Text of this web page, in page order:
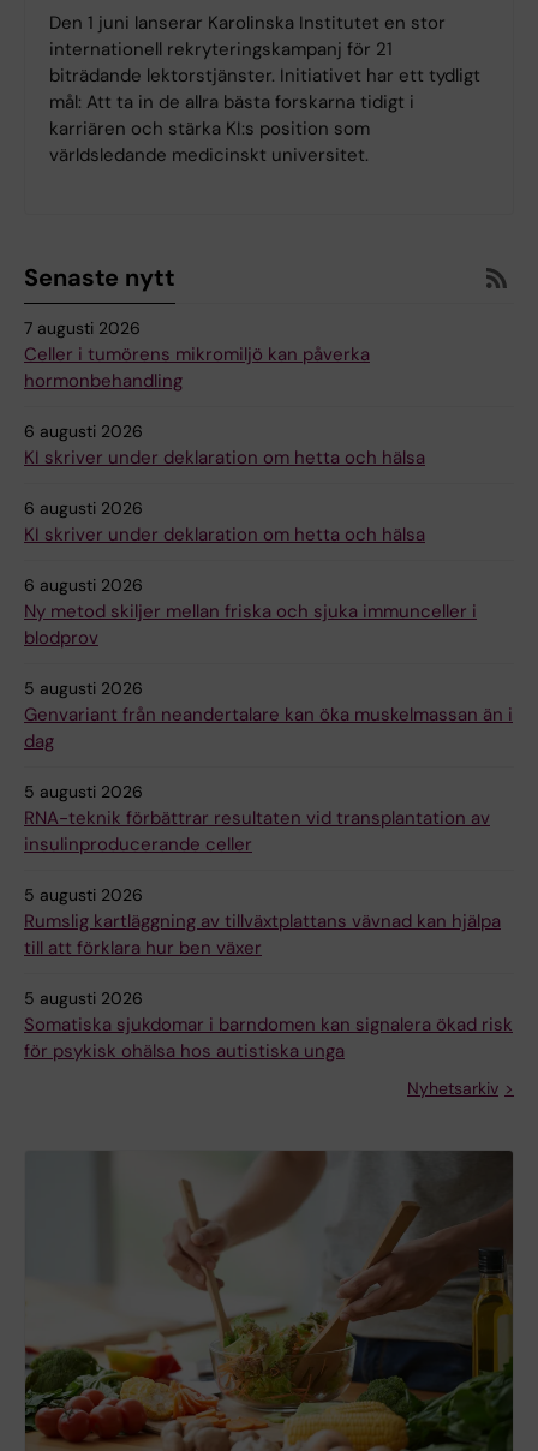
Den 1 juni lanserar Karolinska Institutet en stor
internationell rekryteringskampanj för 21
biträdande lektorstjänster. Initiativet har ett tydligt
mål: Att ta in de allra bästa forskarna tidigt i
karriären och stärka KI:s position som
världsledande medicinskt universitet.
Senaste nytt
7 augusti 2026
Celler i tumörens mikromiljö kan påverka
hormonbehandling
6 augusti 2026
KI skriver under deklaration om hetta och hälsa
6 augusti 2026
KI skriver under deklaration om hetta och hälsa
6 augusti 2026
Ny metod skiljer mellan friska och sjuka immunceller i
blodprov
5 augusti 2026
Genvariant från neandertalare kan öka muskelmassan än i
dag
5 augusti 2026
RNA-teknik förbättrar resultaten vid transplantation av
insulinproducerande celler
5 augusti 2026
Rumslig kartläggning av tillväxtplattans vävnad kan hjälpa
till att förklara hur ben växer
5 augusti 2026
Somatiska sjukdomar i barndomen kan signalera ökad risk
för psykisk ohälsa hos autistiska unga
Nyhetsarkiv